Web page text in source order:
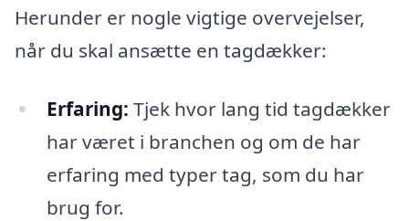
Herunder er nogle vigtige overvejelser,
når du skal ansætte en tagdækker:
Erfaring: Tjek hvor lang tid tagdækker
har været i branchen og om de har
erfaring med typer tag, som du har
brug for.